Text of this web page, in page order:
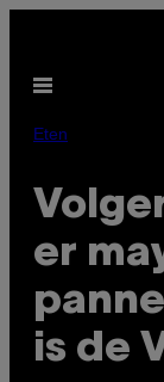
de
inhoud
Open
Eten
er
is de